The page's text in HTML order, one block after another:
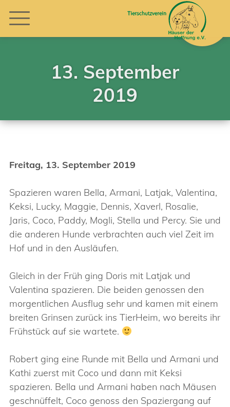
13. September
2019
Freitag, 13. September 2019
Spazieren waren Bella, Armani, Latjak, Valentina,
Keksi, Lucky, Maggie, Dennis, Xaverl, Rosalie,
Jaris, Coco, Paddy, Mogli, Stella und Percy. Sie und
die anderen Hunde verbrachten auch viel Zeit im
Hof und in den Ausläufen.
Gleich in der Früh ging Doris mit Latjak und
Valentina spazieren. Die beiden genossen den
morgentlichen Ausflug sehr und kamen mit einem
breiten Grinsen zurück ins TierHeim, wo bereits ihr
Frühstück auf sie wartete.
Robert ging eine Runde mit Bella und Armani und
Kathi zuerst mit Coco und dann mit Keksi
spazieren. Bella und Armani haben nach Mäusen
geschnüffelt, Coco genoss den Spaziergang auf